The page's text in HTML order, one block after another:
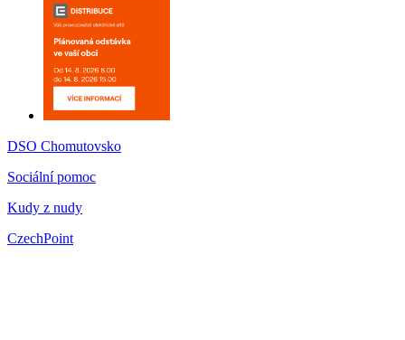
DSO Chomutovsko
Sociální pomoc
Kudy z nudy
CzechPoint